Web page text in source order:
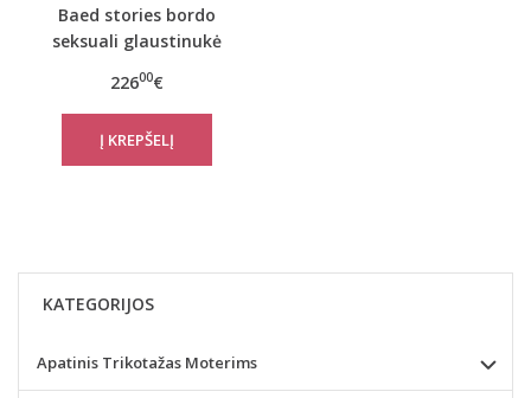
Baed stories bordo
seksuali glaustinukė
22600€
KATEGORIJOS
Apatinis Trikotažas Moterims